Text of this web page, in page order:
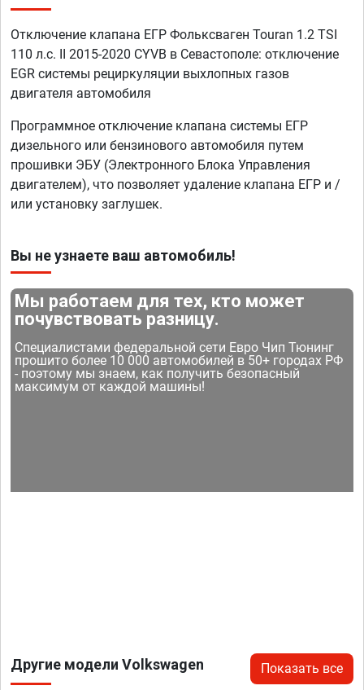
Отключение клапана ЕГР Фольксваген Touran 1.2 TSI
110 л.с. II 2015-2020 CYVB в Севастополе: отключение
EGR системы рециркуляции выхлопных газов
двигателя автомобиля
Программное отключение клапана системы ЕГР
дизельного или бензинового автомобиля путем
прошивки ЭБУ (Электронного Блока Управления
двигателем), что позволяет удаление клапана ЕГР и /
или установку заглушек.
Вы не узнаете ваш автомобиль!
Мы работаем для тех, кто может
почувствовать разницу.
Специалистами федеральной сети Евро Чип Тюнинг
прошито более 10 000 автомобилей в 50+ городах РФ
- поэтому мы знаем, как получить безопасный
максимум от каждой машины!
Другие модели Volkswagen Показать все